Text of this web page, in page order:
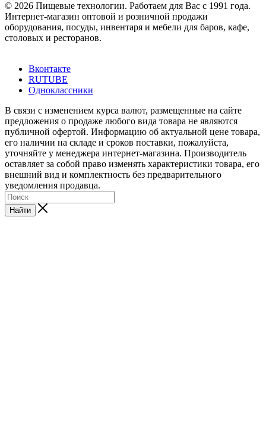
© 2026 Пищевые технологии. Работаем для Вас с 1991 года.
Интернет-магазин оптовой и розничной продажи
оборудования, посуды, инвентаря и мебели для баров, кафе,
столовых и ресторанов.
Вконтакте
RUTUBE
Одноклассники
В связи с изменением курса валют, размещенные на сайте
предложения о продаже любого вида товара не являются
публичной офертой. Информацию об актуальной цене товара,
его наличии на складе и сроков поставки, пожалуйста,
уточняйте у менеджера интернет-магазина. Производитель
оставляет за собой право изменять характеристики товара, его
внешний вид и комплектность без предварительного
уведомления продавца.
Найти